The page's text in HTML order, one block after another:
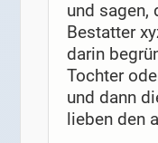
und sagen,
Bestatter
darin
Tochter
und dann
lieben den